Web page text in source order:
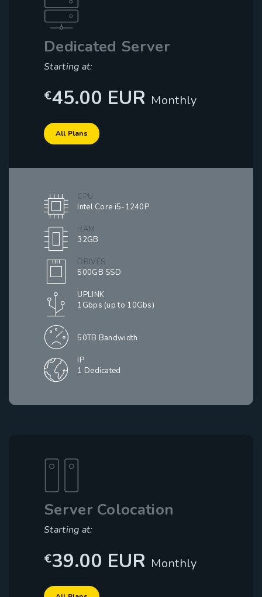
Dedicated
Dedicated Server
Starting at:
€45.00 EUR Monthly
All Plans
CPU
Intel Core i5-1240P
RAM
32GB
DRIVES
500GB SSD
UPLINK
1Gbps (up to 10Gbs)
50TB Bandwidth
IP
1 Dedicated
Server Colocation
Starting at:
€39.00 EUR Monthly